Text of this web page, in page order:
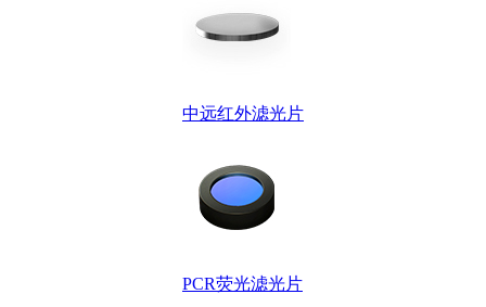
中远红外滤光片
PCR荧光滤光片